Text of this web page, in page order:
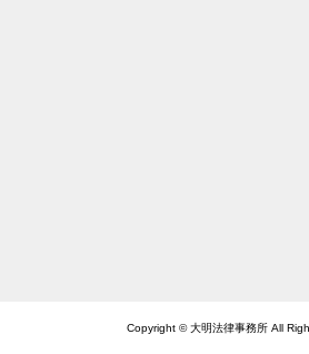
Copyright © 大明法律事務所 All